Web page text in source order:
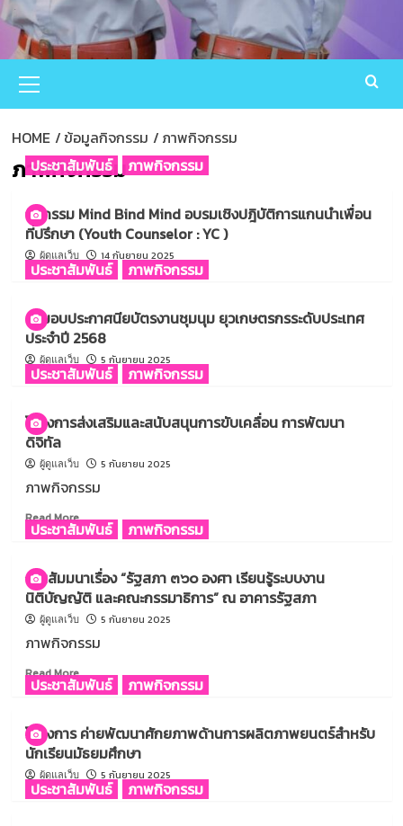
Menu
HOME ข้อมูลกิจกรรม ภาพกิจกรรม
ภาพกิจกรรม
ประชาสัมพันธ์ ภาพกิจกรรม
กิจกรรม Mind Bind Mind อบรมเชิงปฎิบัติการแกนนำเพื่อน
ที่ปรึกษา (Youth Counselor : YC )
ผู้ดูแลเว็บ 14 กันยายน 2025
ประชาสัมพันธ์ ภาพกิจกรรม
รับมอบประกาศนียบัตรงานชุมนุม ยุวเกษตรกรระดับประเทศ
ประจำปี 2568
ผู้ดูแลเว็บ 5 กันยายน 2025
ประชาสัมพันธ์ ภาพกิจกรรม
โครงการส่งเสริมและสนับสนุนการขับเคลื่อน การพัฒนา
ดิจิทัล
ผู้ดูแลเว็บ 5 กันยายน 2025
ภาพกิจกรรม
Read MoreRead
more
โครงการ
ส่ง
เสริม
และ
การ
ขับ
เคลื่อน
ดิจิทัล
ประชาสัมพันธ์ ภาพกิจกรรม
งานสัมมนาเรื่อง “รัฐสภา ๓๖๐ องศา เรียนรู้ระบบงาน
นิติบัญญัติ และคณะกรรมาธิการ” ณ อาคารรัฐสภา
ผู้ดูแลเว็บ 5 กันยายน 2025
ภาพกิจกรรม
Read MoreRead
more
สัมมนา
เรื่อง
“รัฐสภา
๓๖๐
ประชาสัมพันธ์ ภาพกิจกรรม
โครงการ ค่ายพัฒนาศักยภาพด้านการผลิตภาพยนตร์สำหรับ
นักเรียนมัธยมศึกษา
ผู้ดูแลเว็บ 5 กันยายน 2025
ประชาสัมพันธ์ ภาพกิจกรรม